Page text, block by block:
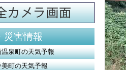
災害情報
泉町の天気予報
町の天気予報